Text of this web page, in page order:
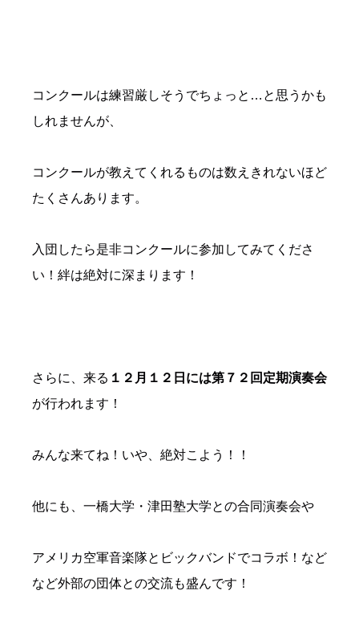
コンクールは練習厳しそうでちょっと…と思うかも
しれませんが、
コンクールが教えてくれるものは数えきれないほど
たくさんあります。
入団したら是非コンクールに参加してみてくださ
い！絆は絶対に深まります！
さらに、来る １２月１２日には第７２回定期演奏会
が行われます！
みんな来てね！いや、絶対こよう！！
他にも、一橋大学・津田塾大学との合同演奏会や
アメリカ空軍音楽隊とビックバンドでコラボ！など
など外部の団体との交流も盛んです！